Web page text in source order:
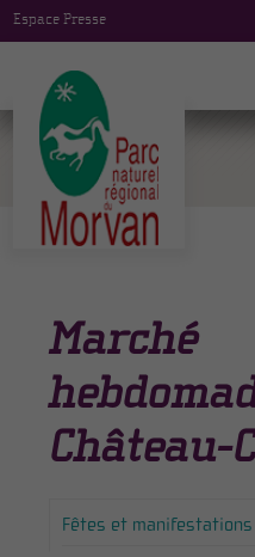
Espace Presse
Marché
Château-
Fêtes et manifestations